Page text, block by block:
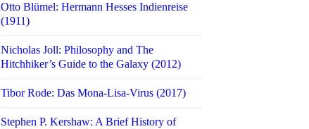
Otto Blümel: Hermann Hesses Indienreise
(1911)
Nicholas Joll: Philosophy and The
Hitchhiker’s Guide to the Galaxy (2012)
Tibor Rode: Das Mona-Lisa-Virus (2017)
Stephen P. Kershaw: A Brief History of